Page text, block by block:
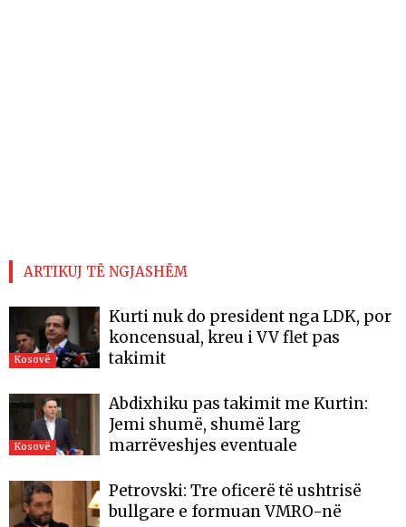
ARTIKUJ TË NGJASHËM
Kosovë
Kurti nuk do president nga LDK, por
koncensual, kreu i VV flet pas
takimit
Kosovë
Abdixhiku pas takimit me Kurtin:
Jemi shumë, shumë larg
marrëveshjes eventuale
Petrovski: Tre oficerë të ushtrisë
bullgare e formuan VMRO-në